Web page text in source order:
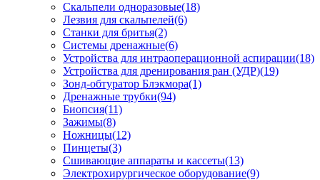
Скальпели одноразовые(18)
Лезвия для скальпелей(6)
Станки для бритья(2)
Системы дренажные(6)
Устройства для интраоперационной аспирации(18)
Устройства для дренирования ран (УДР)(19)
Зонд-обтуратор Блэкмора(1)
Дренажные трубки(94)
Биопсия(11)
Зажимы(8)
Ножницы(12)
Пинцеты(3)
Сшивающие аппараты и кассеты(13)
Электрохирургическое оборудование(9)